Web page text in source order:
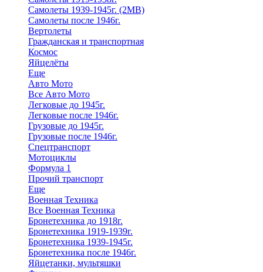
Самолеты 1939-1945г. (2МВ)
Самолеты после 1946г.
Вертолеты
Гражданская и транспортная
Космос
Яйцелёты
Еще
Авто Мото
Все Авто Мото
Легковые до 1945г.
Легковые после 1946г.
Грузовые до 1945г.
Грузовые после 1946г.
Спецтранспорт
Мотоциклы
Формула 1
Прочий транспорт
Еще
Военная Техника
Все Военная Техника
Бронетехника до 1918г.
Бронетехника 1919-1939г.
Бронетехника 1939-1945г.
Бронетехника после 1946г.
Яйцетанки, мультяшки